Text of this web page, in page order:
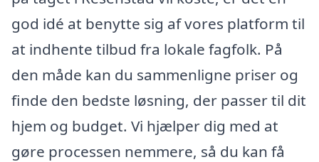
god idé at benytte sig af vores platform til
at indhente tilbud fra lokale fagfolk. På
den måde kan du sammenligne priser og
finde den bedste løsning, der passer til dit
hjem og budget. Vi hjælper dig med at
gøre processen nemmere, så du kan få